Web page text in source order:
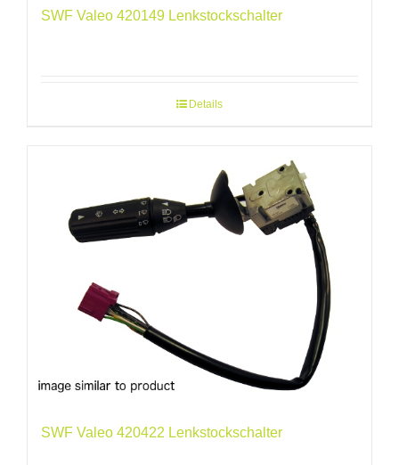
SWF Valeo 420149 Lenkstockschalter
Details
SWF Valeo 420422 Lenkstockschalter